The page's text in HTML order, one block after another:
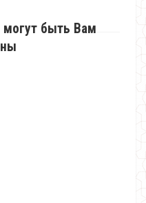
быть Вам